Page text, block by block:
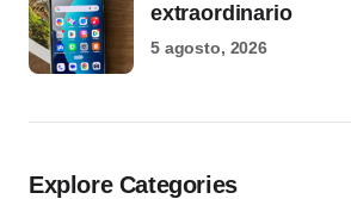
extraordinario
5 agosto, 2026
Explore Categories